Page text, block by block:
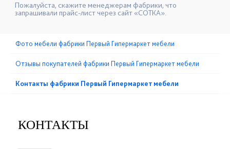
Пожалуйста, скажите менеджерам фабрики, что
запрашивали прайс-лист через сайт «СОТКА».
Фото мебели фабрики Первый Гипермаркет мебели
Отзывы покупателей фабрики Первый Гипермаркет мебели
Контакты фабрики Первый Гипермаркет мебели
КОНТАКТЫ